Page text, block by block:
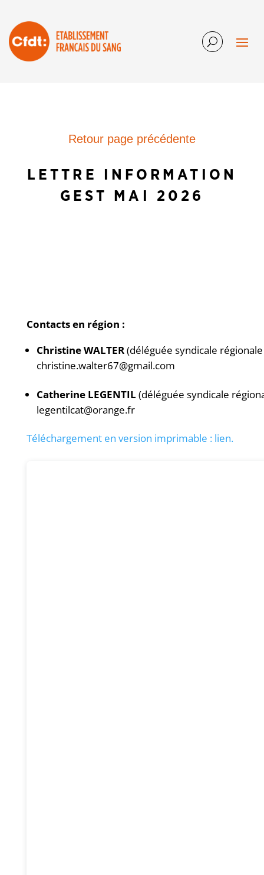
Retour page précédente
LETTRE INFORMATION
GEST MAI 2026
Contacts en région :
Christine WALTER(déléguée syndicale
christine.walter67@gmail.com
Catherine LEGENTIL (déléguée syndicale
legentilcat@orange.fr
Téléchargement en version imprimable : lien.